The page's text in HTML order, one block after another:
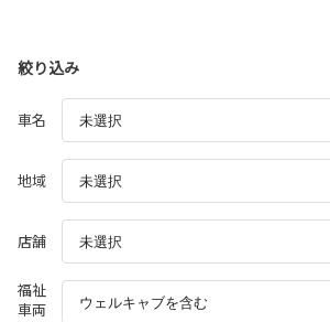
絞り込み
車名
地域
店舗
福祉
車両